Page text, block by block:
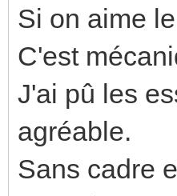
Si on aime
C'est
J'ai pû les
agréable.
Sans cadre